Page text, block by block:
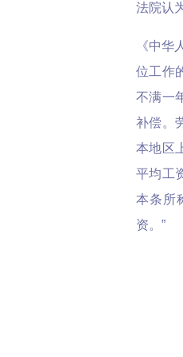
法院认
《中
位工作
不满一
补偿。
本地区
平均工
本条所
资。”